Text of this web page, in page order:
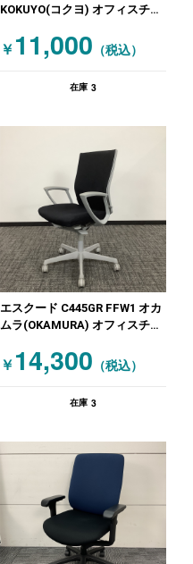
KOKUYO(コクヨ) オフィスチェ
￥ 11,000 （税込）
在庫 3
エスクード C445GR FFW1 オカ
ムラ(OKAMURA) オフィスチェ
￥ 14,300 （税込）
在庫 3